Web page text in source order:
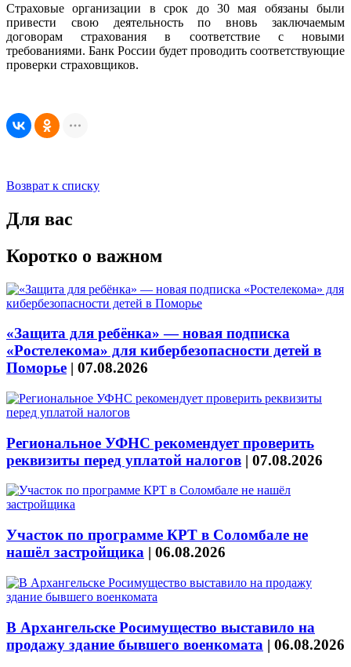
Страховые организации в срок до 30 мая обязаны были
привести свою деятельность по вновь заключаемым
договорам страхования в соответствие с новыми
требованиями. Банк России будет проводить соответствующие
проверки страховщиков.
Возврат к списку
Для вас
Коротко о важном
«Защита для ребёнка» — новая подписка
«Ростелекома» для кибербезопасности детей в
Поморье | 07.08.2026
Региональное УФНС рекомендует проверить
реквизиты перед уплатой налогов | 07.08.2026
Участок по программе КРТ в Соломбале не
нашёл застройщика | 06.08.2026
В Архангельске Росимущество выставило на
продажу здание бывшего военкомата | 06.08.2026